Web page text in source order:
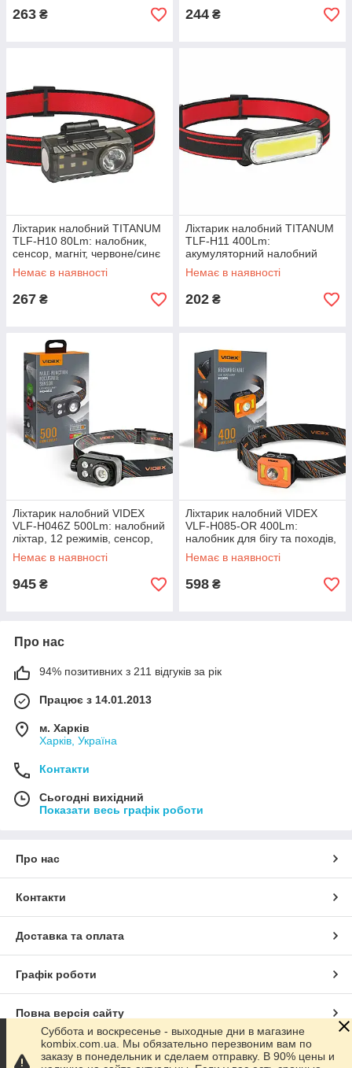
263 ₴ 244 ₴
Ліхтарик налобний TITANUM
TLF-H10 80Lm: налобник,
сенсор, магніт, червоне/синє
світло, USB-C
Немає в наявності
267 ₴
Ліхтарик налобний TITANUM
TLF-H11 400Lm:
акумуляторний налобний
прожектор, захист IPX3
Немає в наявності
202 ₴
Ліхтарик налобний VIDEX
VLF-H046Z 500Lm: налобний
ліхтар, 12 режимів, сенсор,
захист IP65
Немає в наявності
945 ₴
Ліхтарик налобний VIDEX
VLF-H085-OR 400Lm:
налобник для бігу та походів,
5000K
Немає в наявності
598 ₴
Про нас
94% позитивних з 211 відгуків за рік
Працює з 14.01.2013
м. Харків
Харків, Україна
Контакти
Сьогодні вихідний
Показати весь графік роботи
Про нас
Контакти
Доставка та оплата
Графік роботи
Повна версія сайту
Сайт створено на маркетплейсіProm.ua
Суббота и воскресенье - выходные дни в магазине
kombix.com.ua. Мы обязательно перезвоним вам по
заказу в понедельник и сделаем отправку. В 90% цены и